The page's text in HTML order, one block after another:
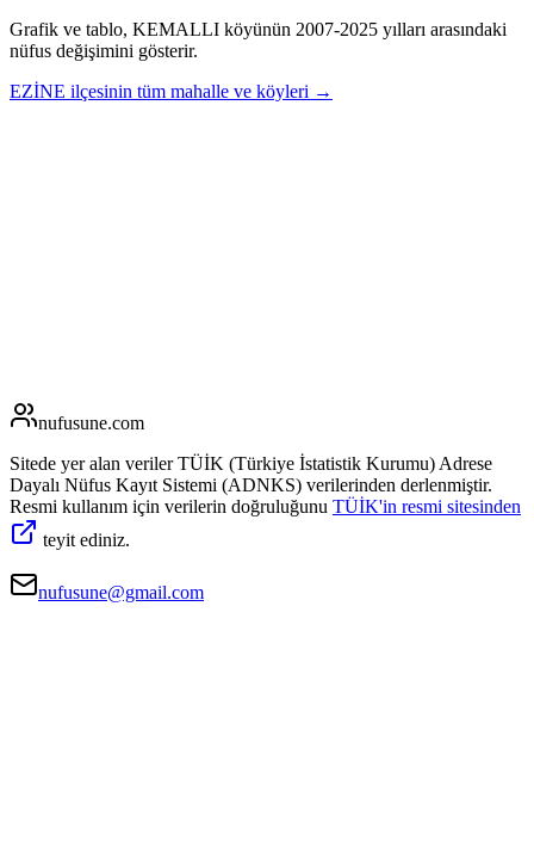
Grafik ve tablo, KEMALLI köyünün 2007-2025 yılları arasındaki
nüfus değişimini gösterir.
EZİNE ilçesinin tüm mahalle ve köyleri →
nufusune.com
Sitede yer alan veriler TÜİK (Türkiye İstatistik Kurumu) Adrese
Dayalı Nüfus Kayıt Sistemi (ADNKS) verilerinden derlenmiştir.
Resmi kullanım için verilerin doğruluğunu TÜİK'in resmi sitesinden
teyit ediniz.
nufusune@gmail.com